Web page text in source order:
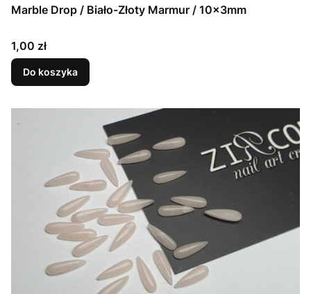
Marble Drop / Biało-Złoty Marmur / 10x3mm
Cena
1,00 zł
Do koszyka